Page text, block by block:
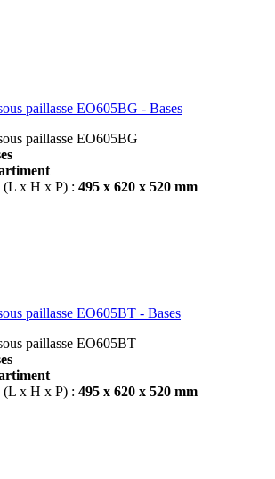
paillasse EO605BG - Bases
paillasse EO605BG
(L x H x P) : 495 x 620 x 520 mm
paillasse EO605BT - Bases
paillasse EO605BT
(L x H x P) : 495 x 620 x 520 mm